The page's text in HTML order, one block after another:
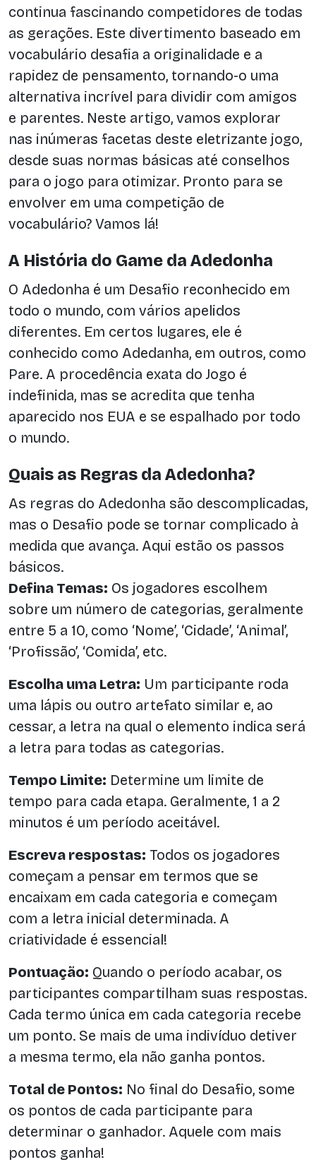
continua fascinando competidores de todas
as gerações. Este divertimento baseado em
vocabulário desafia a originalidade e a
rapidez de pensamento, tornando-o uma
alternativa incrível para dividir com amigos
e parentes. Neste artigo, vamos explorar
nas inúmeras facetas deste eletrizante jogo,
desde suas normas básicas até conselhos
para o jogo para otimizar. Pronto para se
envolver em uma competição de
vocabulário? Vamos lá!
A História do Game da Adedonha
O Adedonha é um Desafio reconhecido em
todo o mundo, com vários apelidos
diferentes. Em certos lugares, ele é
conhecido como Adedanha, em outros, como
Pare. A procedência exata do Jogo é
indefinida, mas se acredita que tenha
aparecido nos EUA e se espalhado por todo
o mundo.
Quais as Regras da Adedonha?
As regras do Adedonha são descomplicadas,
mas o Desafio pode se tornar complicado à
medida que avança. Aqui estão os passos
básicos.
Defina Temas: Os jogadores escolhem
sobre um número de categorias, geralmente
entre 5 a 10, como ‘Nome’, ‘Cidade’, ‘Animal’,
‘Profissão’, ‘Comida’, etc.
Escolha uma Letra: Um participante roda
uma lápis ou outro artefato similar e, ao
cessar, a letra na qual o elemento indica será
a letra para todas as categorias.
Tempo Limite: Determine um limite de
tempo para cada etapa. Geralmente, 1 a 2
minutos é um período aceitável.
Escreva respostas: Todos os jogadores
começam a pensar em termos que se
encaixam em cada categoria e começam
com a letra inicial determinada. A
criatividade é essencial!
Pontuação: Quando o período acabar, os
participantes compartilham suas respostas.
Cada termo única em cada categoria recebe
um ponto. Se mais de uma indivíduo detiver
a mesma termo, ela não ganha pontos.
Total de Pontos: No final do Desafio, some
os pontos de cada participante para
determinar o ganhador. Aquele com mais
pontos ganha!